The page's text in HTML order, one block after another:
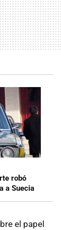
robó
a Suecia
el papel